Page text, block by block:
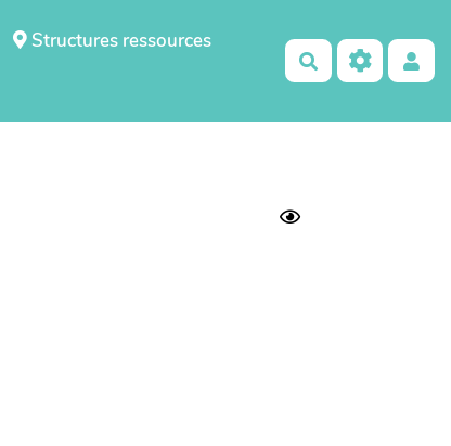
Structures ressources
Rechercher